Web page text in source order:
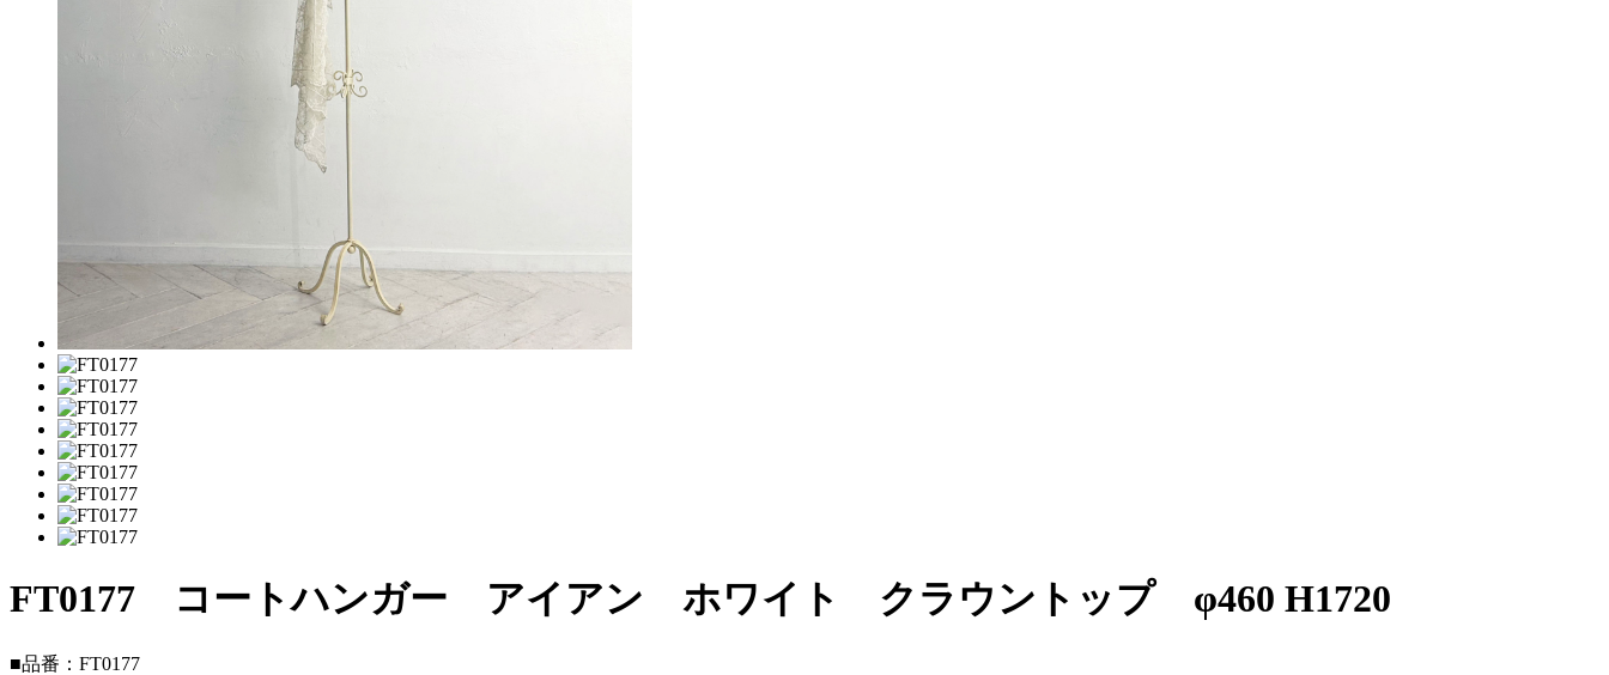
FT0177 コートハンガー アイアン ホワイト クラウントップ φ460 H1720
■品番：FT0177